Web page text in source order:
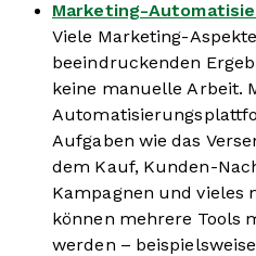
Marketing-
Viele Marketing-
beeindruckenden
keine manuelle Arbeit.
Aufgaben wie das
dem Kauf, Kunden-
Kampagnen und vieles
können mehrere Tools
werden –